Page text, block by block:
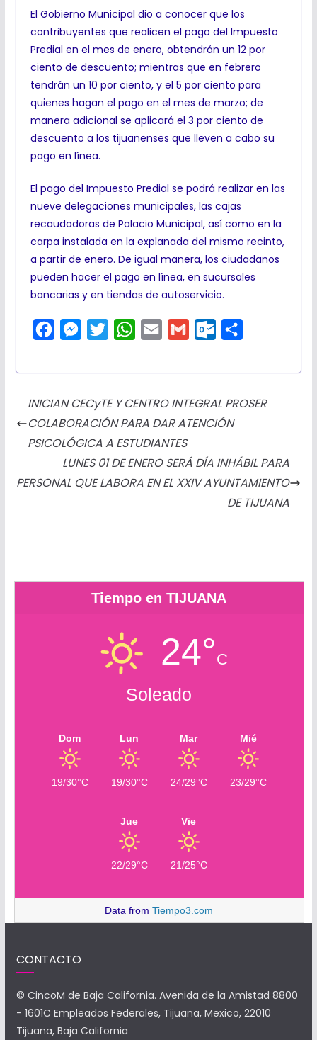
El Gobierno Municipal dio a conocer que los
contribuyentes que realicen el pago del Impuesto
Predial en el mes de enero, obtendrán un 12 por
ciento de descuento; mientras que en febrero
tendrán un 10 por ciento, y el 5 por ciento para
quienes hagan el pago en el mes de marzo; de
manera adicional se aplicará el 3 por ciento de
descuento a los tijuanenses que lleven a cabo su
pago en línea.
El pago del Impuesto Predial se podrá realizar en las
nueve delegaciones municipales, las cajas
recaudadoras de Palacio Municipal, así como en la
carpa instalada en la explanada del mismo recinto,
a partir de enero. De igual manera, los ciudadanos
pueden hacer el pago en línea, en sucursales
bancarias y en tiendas de autoservicio.
c
o
k
M
s
n
g
e
i
t
e
r
W
a
A
p
p
a
a
t
o
k
.
m
t
i
r
INICIAN CECyTE Y CENTRO INTEGRAL PROSER
COLABORACIÓN PARA DAR ATENCIÓN
PSICOLÓGICA A ESTUDIANTES
LUNES 01 DE ENERO SERÁ DÍA INHÁBIL PARA
PERSONAL QUE LABORA EN EL XXIV AYUNTAMIENTO
DE TIJUANA
Tiempo en TIJUANA
24°C
Soleado
Dom
19/30°C
Lun
19/30°C
Mar
24/29°C
Mié
23/29°C
Jue
22/29°C
Vie
21/25°C
Data fromTiempo3.com
CONTACTO
© CincoM de Baja California. Avenida de la Amistad 8800
- 1601C Empleados Federales, Tijuana, Mexico, 22010
Tijuana, Baja California